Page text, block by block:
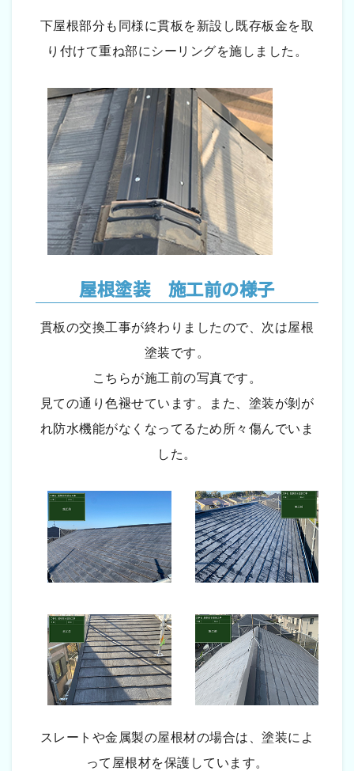
下屋根部分も同様に貫板を新設し既存板金を取
り付けて重ね部にシーリングを施しました。
屋根塗装 施工前の様子
貫板の交換工事が終わりましたので、次は屋根
塗装です。
こちらが施工前の写真です。
見ての通り色褪せています。また、塗装が剝が
れ防水機能がなくなってるため所々傷んでいま
した。
スレートや金属製の屋根材の場合は、塗装によ
って屋根材を保護しています。